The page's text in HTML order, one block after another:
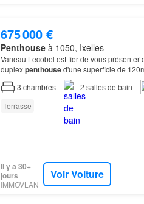
675 000 €
Penthouseà 1050, Ixelles
Vaneau Lecobel est fier de vous
duplexpenthoused'une superficie de
espace de vie de 41m² donnant sur une
3 chambres 2 salles de bain
Terrasse
Il y a 30+
jours
IMMOVLAN
Voir Voiture